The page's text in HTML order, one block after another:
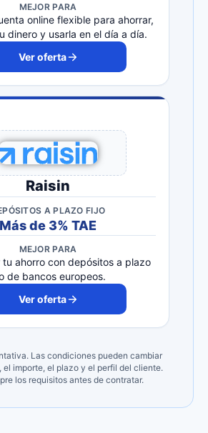
MEJOR PARA
online flexible para ahorrar,
dinero y usarla en el día a día.
Ver oferta
Raisin
A PLAZO FIJO
Más de 3% TAE
MEJOR PARA
tu ahorro con depósitos a plazo
de bancos europeos.
Ver oferta
Las condiciones pueden cambiar
el importe, el plazo y el perfil del cliente.
los requisitos antes de contratar.